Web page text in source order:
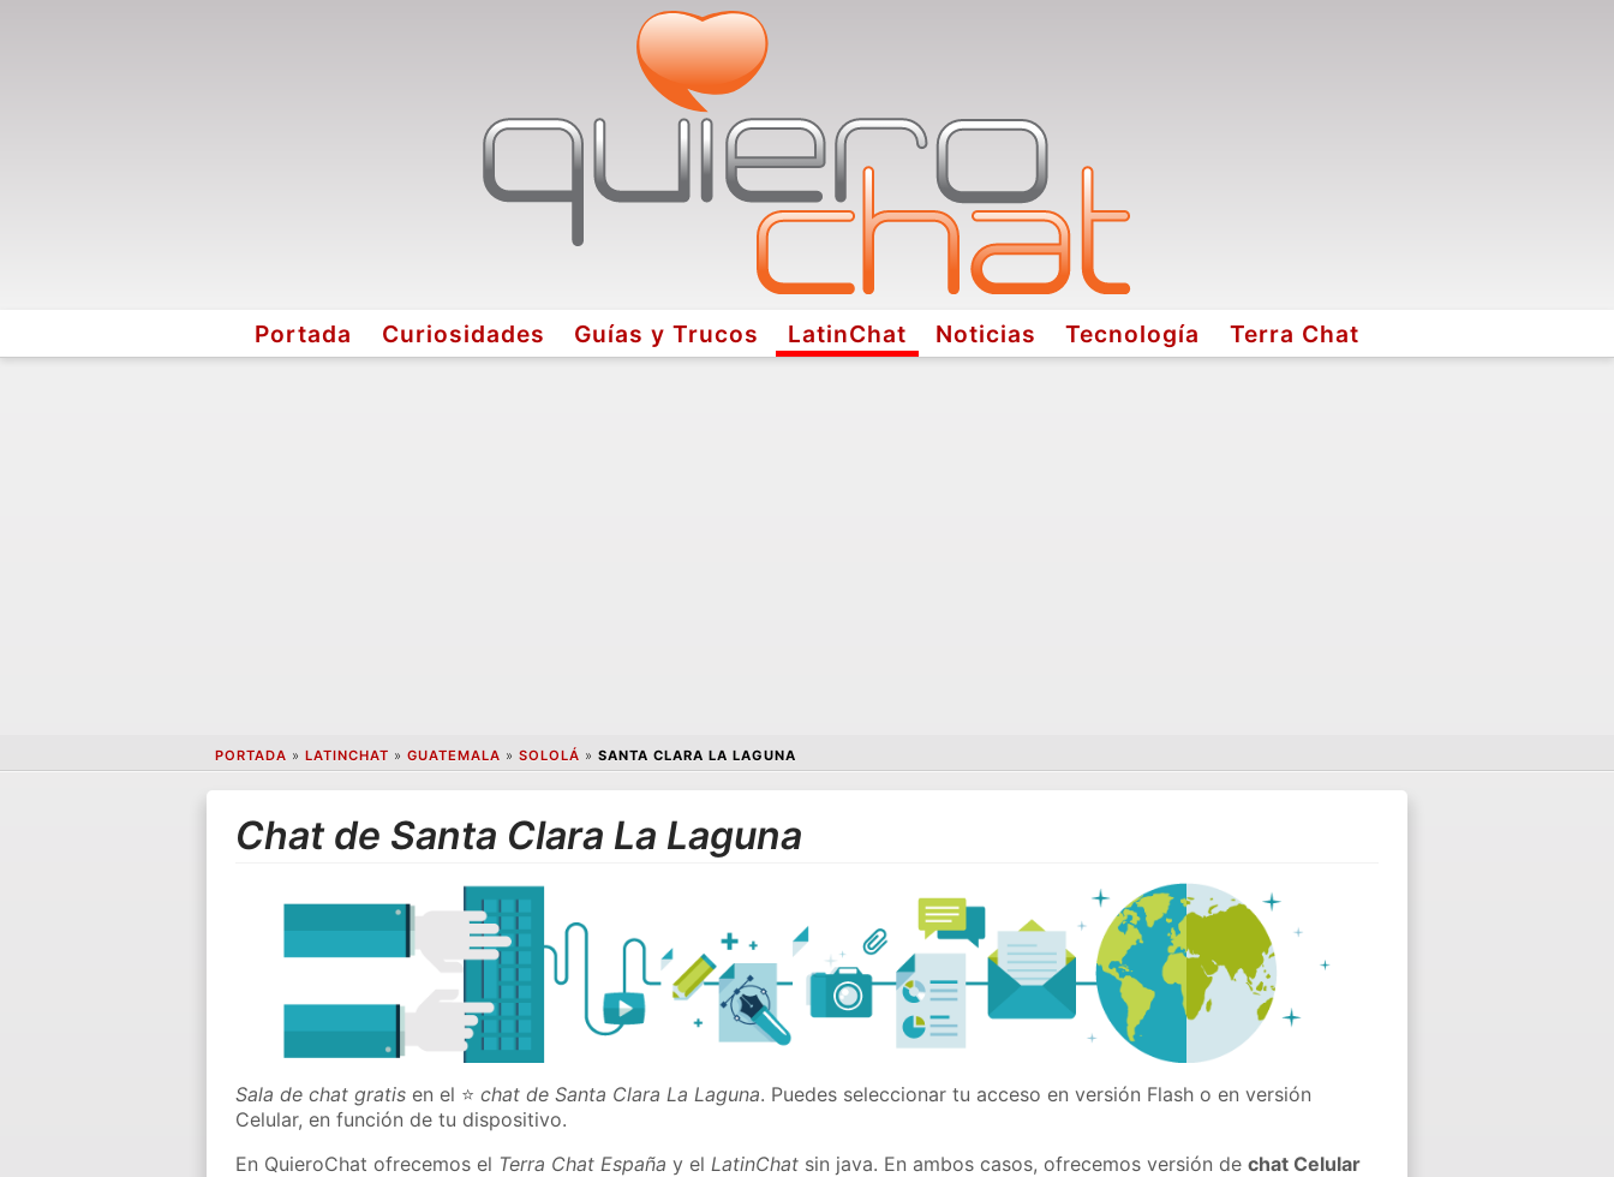
Portada Curiosidades Guías y Trucos LatinChat Noticias Tecnología Terra Chat
PORTADA » LATINCHAT » GUATEMALA » SOLOLÁ » SANTA CLARA LA LAGUNA
Chat de Santa Clara La Laguna
Sala de chat gratis en el ⭐chat de Santa Clara La Laguna. Puedes seleccionar tu acceso en versión Flash o en versión
Celular, en función de tu dispositivo.
En QuieroChat ofrecemos el Terra Chat España y elLatinChat sin java. En ambos casos, ofrecemos versión dechat Celular